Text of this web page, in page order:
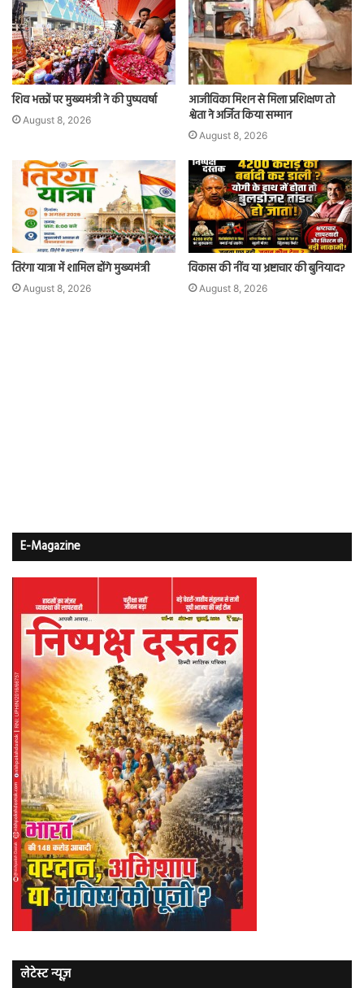
शिव भक्तों पर मुख्यमंत्री ने की पुष्पवर्षा
August 8, 2026
आजीविका मिशन से मिला प्रशिक्षण तो
श्वेता ने अर्जित किया सम्मान
August 8, 2026
तिरंगा यात्रा में शामिल होंगे मुख्यमंत्री
August 8, 2026
विकास की नींव या भ्रष्टाचार की बुनियाद?
August 8, 2026
E-Magazine
लेटेस्ट न्यूज़